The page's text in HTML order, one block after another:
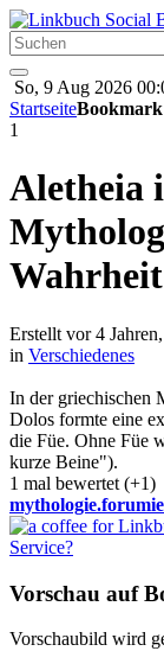
So, 9 Aug 2026
StartseiteBookmark
1
Aletheia
Wahrheit
Erstellt vor 4
in Verschiedenes
In der griechischen
Dolos formte eine
die Füe. Ohne Füe
kurze Beine").
1 mal bewertet (+1)
Service?
Vorschau auf
Vorschaubild wird